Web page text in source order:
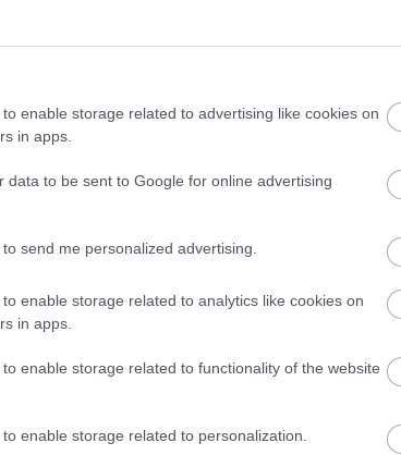
enable storage related to advertising like cookies on
in apps.
data to be sent to Google for online advertising
send me personalized advertising.
enable storage related to analytics like cookies on
in apps.
enable storage related to functionality of the website
enable storage related to personalization.